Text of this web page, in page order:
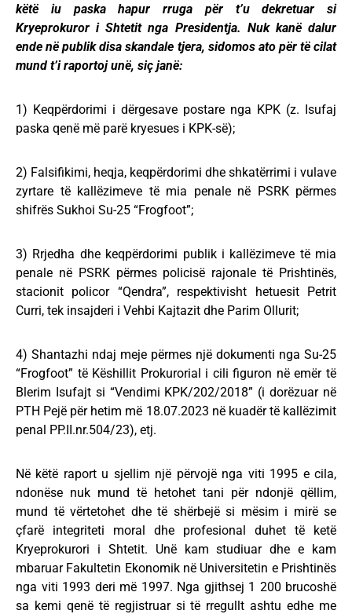
këtë iu paska hapur rruga për t’u dekretuar si
Kryeprokuror i Shtetit nga Presidentja. Nuk kanë dalur
ende në publik disa skandale tjera, sidomos ato për të cilat
mund t’i raportoj unë, siç janë:
1) Keqpërdorimi i dërgesave postare nga KPK (z. Isufaj
paska qenë më parë kryesues i KPK-së);
2) Falsifikimi, heqja, keqpërdorimi dhe shkatërrimi i vulave
zyrtare të kallëzimeve të mia penale në PSRK përmes
shifrës Sukhoi Su-25 “Frogfoot”;
3) Rrjedha dhe keqpërdorimi publik i kallëzimeve të mia
penale në PSRK përmes policisë rajonale të Prishtinës,
stacionit policor “Qendra”, respektivisht hetuesit Petrit
Curri, tek insajderi i Vehbi Kajtazit dhe Parim Ollurit;
4) Shantazhi ndaj meje përmes një dokumenti nga Su-25
“Frogfoot” të Këshillit Prokurorial i cili figuron në emër të
Blerim Isufajt si “Vendimi KPK/202/2018” (i dorëzuar në
PTH Pejë për hetim më 18.07.2023 në kuadër të kallëzimit
penal PP.II.nr.504/23), etj.
Në këtë raport u sjellim një përvojë nga viti 1995 e cila,
ndonëse nuk mund të hetohet tani për ndonjë qëllim,
mund të vërtetohet dhe të shërbejë si mësim i mirë se
çfarë integriteti moral dhe profesional duhet të ketë
Kryeprokurori i Shtetit. Unë kam studiuar dhe e kam
mbaruar Fakultetin Ekonomik në Universitetin e Prishtinës
nga viti 1993 deri më 1997. Nga gjithsej 1 200 brucoshë
sa kemi qenë të regjistruar si të rregullt ashtu edhe me